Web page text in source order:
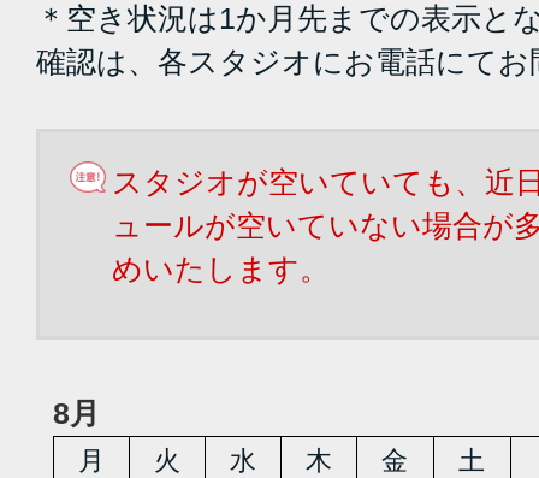
＊空き状況は1か月先までの表示と
確認は、各スタジオにお電話にて
スタジオが空いていても、近
ュールが空いていない場合が
めいたします。
8月
月 火 水 木 金 土